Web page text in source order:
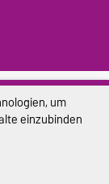
um
einzubinden